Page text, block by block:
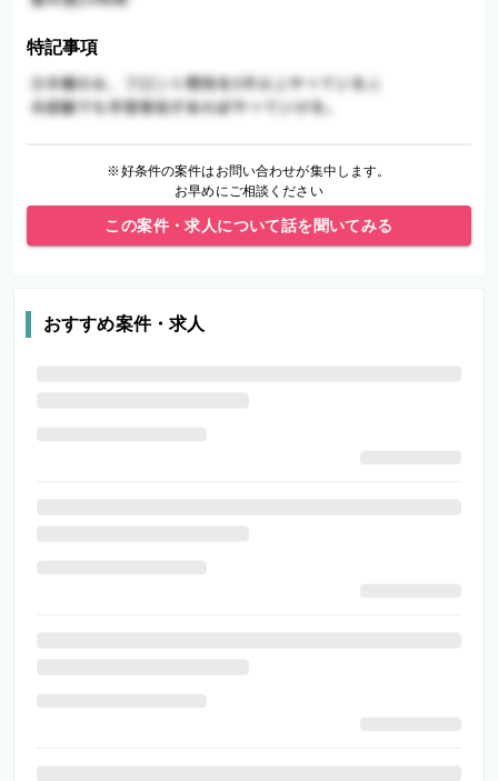
特記事項
※好条件の案件はお問い合わせが集中します。
お早めにご相談ください
この案件・求人について話を聞いてみる
おすすめ案件・求人